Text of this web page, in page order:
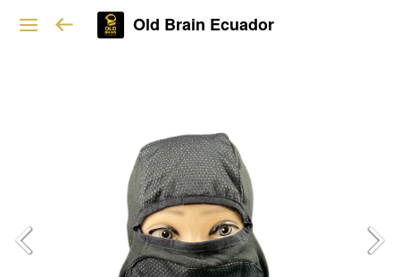
Old Brain Ecuador